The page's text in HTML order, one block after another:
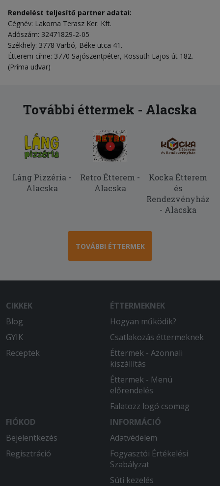
Rendelést teljesítő partner adatai:
Cégnév: Lakoma Terasz Ker. Kft.
Adószám: 32471829-2-05
Székhely: 3778 Varbó, Béke utca 41.
Étterem címe: 3770 Sajószentpéter, Kossuth Lajos út 182.
(Príma udvar)
További éttermek - Alacska
Láng Pizzéria -
Alacska
Retro Étterem -
Alacska
Kocka Étterem
és
Rendezvényház
- Alacska
TOVÁBBI ÉTTERMEK
CIKKEK
Blog
GYIK
Receptek
ÉTTERMEKNEK
Hogyan működik?
Csatlakozás éttermeknek
Éttermek - Azonnali
kiszállítás
Éttermek - Menü
előrendelés
Falatozz logó csomag
FIÓKOD
Bejelentkezés
Regisztráció
INFORMÁCIÓ
Adatvédelem
Fogyasztói Értékelési
Szabályzat
Süti kezelés